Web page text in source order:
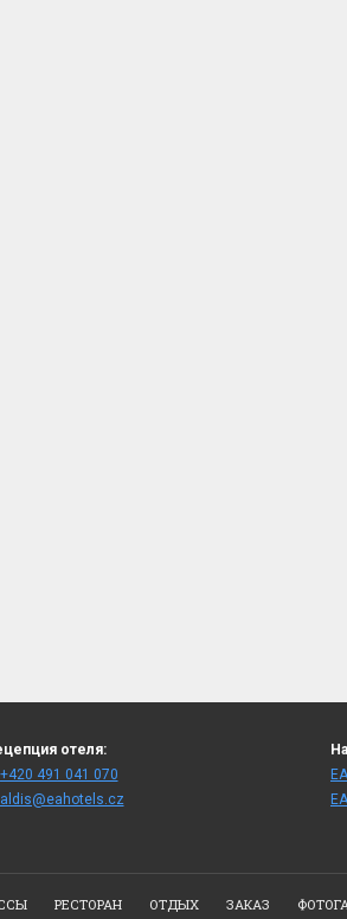
отеля:
+420 491 041 070
aldis@eahotels.cz
РЕСТОРАН ОТДЫХ ЗАКАЗ